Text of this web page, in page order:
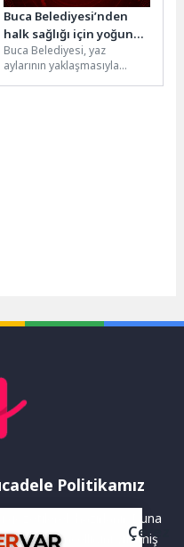
Buca Belediyesi’nden
halk sağlığı için yoğun
ilaçlama çalışması
Buca Belediyesi, yaz
aylarının yaklaşmasıyla
Politikamız
gözetilerek hazırlanır. Buna
veya güncelliğini yitirmiş
Çerez